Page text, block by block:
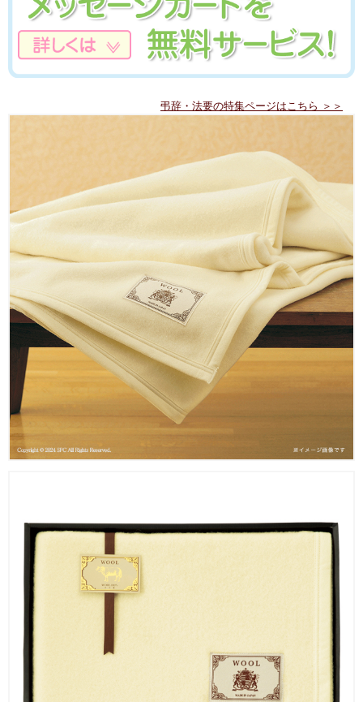
弔辞・法要の特集ページはこちら ＞＞